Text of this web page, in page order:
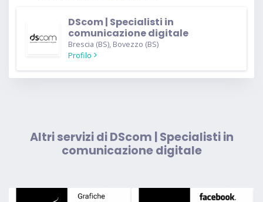
DScom | Specialisti in
comunicazione digitale
Brescia (BS), Bovezzo (BS)
Profilo
Altri servizi di DScom | Specialisti in
comunicazione digitale